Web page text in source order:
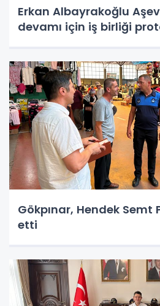
Erkan Albayrakoğlu
devamı için iş birliği
Gökpınar, Hendek Semt
etti